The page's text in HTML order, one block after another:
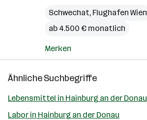
Schwechat, Flughafen Wien
ab 4.500 € monatlich
Merken
Ähnliche Suchbegriffe
Lebensmittel in Hainburg an der Donau
Labor in Hainburg an der Donau